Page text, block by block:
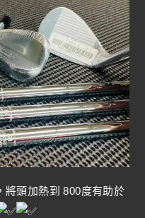
將頭加熱到 800度有助於